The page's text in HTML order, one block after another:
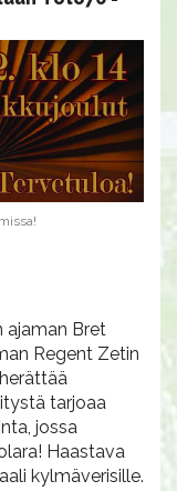
ajaman Bret
Regent Zetin
tarjoaa
jossa
Haastava
kylmäverisille.